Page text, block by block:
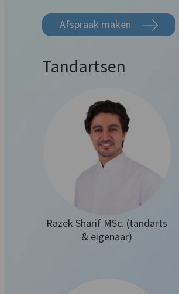
Afspraak maken
Tandartsen
Razek Sharif MSc. (tandarts
& eigenaar)